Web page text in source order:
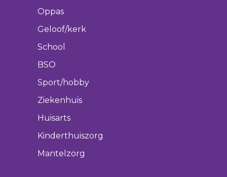
Oppas
Geloof/kerk
School
BSO
Sport/hobby
Ziekenhuis
Huisarts
Kinderthuiszorg
Mantelzorg